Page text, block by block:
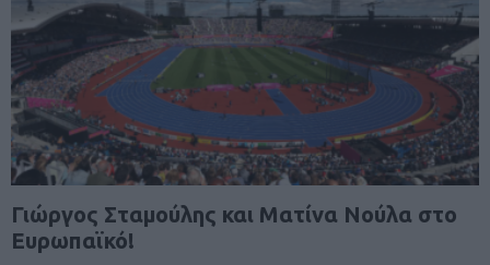
Γιώργος Σταμούλης και Ματίνα Νούλα στο
Ευρωπαϊκό!